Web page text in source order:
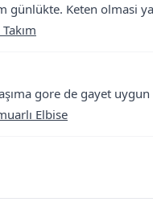
günlükte. Keten olmasi
gore de gayet
Elbise